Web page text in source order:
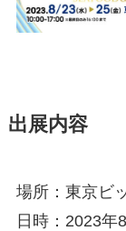
出展内容
場所：東京ビ
日時：2023